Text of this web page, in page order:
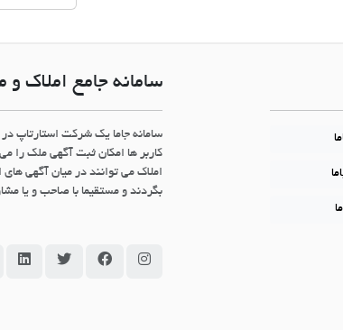
سامانه جامع املاک و
سامانه جاما یک شرکت استارتاپ
کاربر ها امکان ثبت آگهی ملک را
املاک می توانند در میان آگهی
بگردند و مستقیما با صاحب و یا
سامانه جاما در اینستاگرام
سامانه جاما در
سامانه